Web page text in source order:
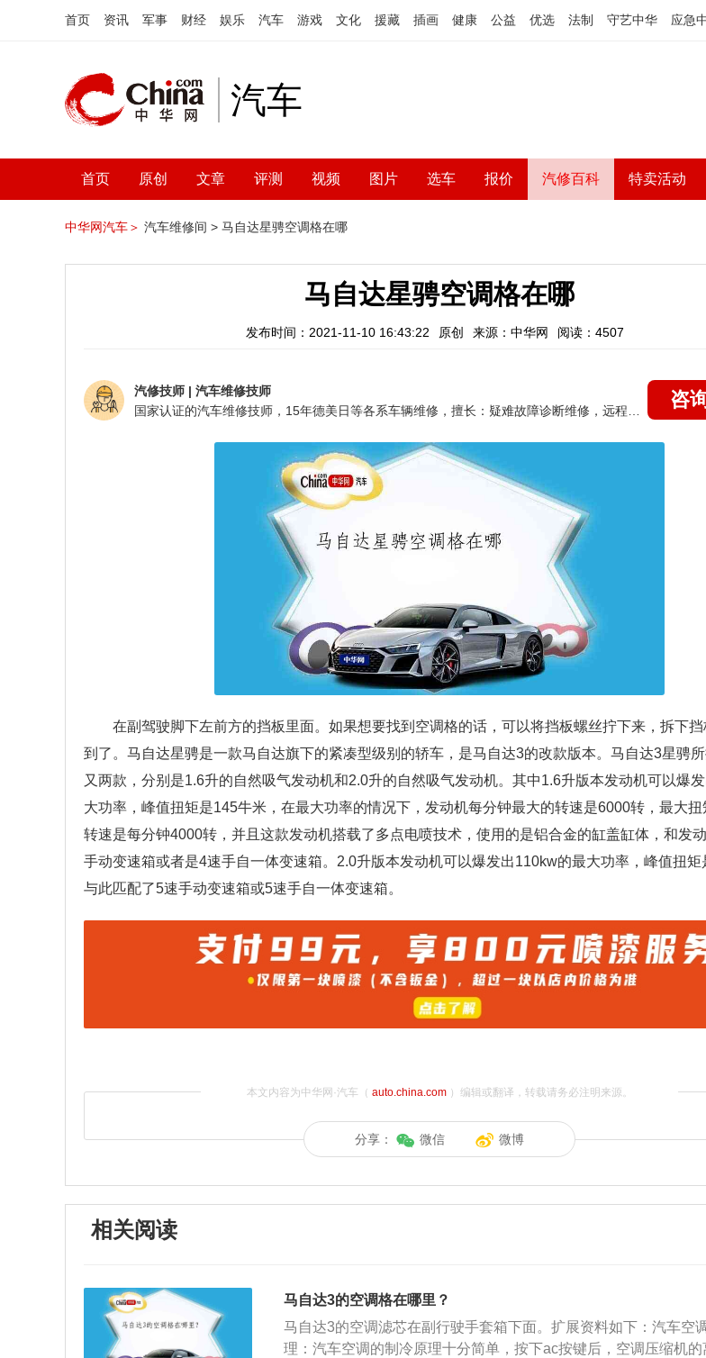
首页 资讯 军事 财经 娱乐 汽车 游戏 文化 援藏 插画 健康 公益 优选 法制 守艺中华 应急
汽车
首页 原创 文章 评测 视频 图片 选车 报价 汽修百科 特卖活动
中华网汽车＞ 汽车维修间 > 马自达星骋空调格在哪
马自达星骋空调格在哪
发布时间：2021-11-10 16:43:22 原创 来源：中华网 阅读：4507
汽修技师 | 汽车维修技师
咨
在副驾驶脚下左前方的挡板里面。如果想要找到空调格的话，可以将挡板螺丝拧下来，拆下
到了。马自达星骋是一款马自达旗下的紧凑型级别的轿车，是马自达3的改款版本。马自达3星骋
又两款，分别是1.6升的自然吸气发动机和2.0升的自然吸气发动机。其中1.6升版本发动机可以爆
大功率，峰值扭矩是145牛米，在最大功率的情况下，发动机每分钟最大的转速是6000转，最大
转速是每分钟4000转，并且这款发动机搭载了多点电喷技术，使用的是铝合金的缸盖缸体，和发
手动变速箱或者是4速手自一体变速箱。2.0升版本发动机可以爆发出110kw的最大功率，峰值扭矩
与此匹配了5速手动变速箱或5速手自一体变速箱。
本文内容为中华网·汽车（ auto.china.com）编辑或翻译，转载请务必注明来源。
分享： 微信 微博
相关阅读
马自达3的空调格在哪里？
马自达3的空调滤芯在副行驶手套箱下面。扩展资料如下：汽车空
理：汽车空调的制冷原理十分简单，按下ac按键后，空调压缩机